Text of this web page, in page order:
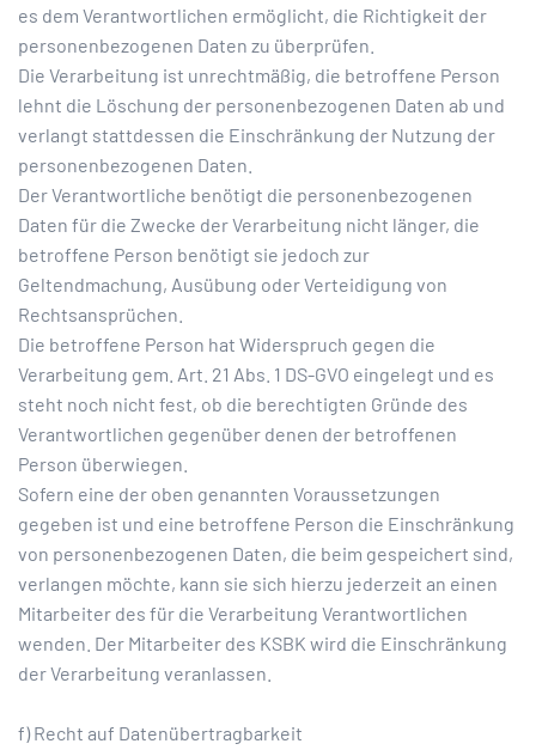
es dem Verantwortlichen ermöglicht, die Richtigkeit der
personenbezogenen Daten zu überprüfen.
Die Verarbeitung ist unrechtmäßig, die betroffene Person
lehnt die Löschung der personenbezogenen Daten ab und
verlangt stattdessen die Einschränkung der Nutzung der
personenbezogenen Daten.
Der Verantwortliche benötigt die personenbezogenen
Daten für die Zwecke der Verarbeitung nicht länger, die
betroffene Person benötigt sie jedoch zur
Geltendmachung, Ausübung oder Verteidigung von
Rechtsansprüchen.
Die betroffene Person hat Widerspruch gegen die
Verarbeitung gem. Art. 21 Abs. 1 DS-GVO eingelegt und es
steht noch nicht fest, ob die berechtigten Gründe des
Verantwortlichen gegenüber denen der betroffenen
Person überwiegen.
Sofern eine der oben genannten Voraussetzungen
gegeben ist und eine betroffene Person die Einschränkung
von personenbezogenen Daten, die beim gespeichert sind,
verlangen möchte, kann sie sich hierzu jederzeit an einen
Mitarbeiter des für die Verarbeitung Verantwortlichen
wenden. Der Mitarbeiter des KSBK wird die Einschränkung
der Verarbeitung veranlassen.
f) Recht auf Datenübertragbarkeit